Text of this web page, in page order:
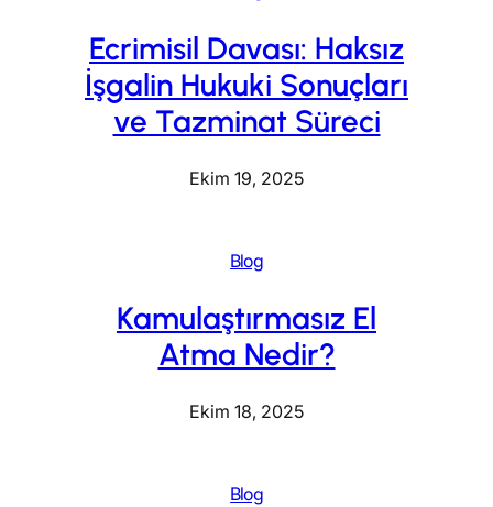
Ecrimisil Davası: Haksız
İşgalin Hukuki Sonuçları
ve Tazminat Süreci
Ekim 19, 2025
Blog
Kamulaştırmasız El
Atma Nedir?
Ekim 18, 2025
Blog